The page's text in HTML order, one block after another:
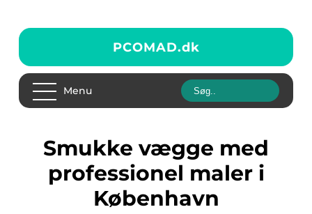
PCOMAD.dk
Menu
Smukke vægge med
professionel maler i
København